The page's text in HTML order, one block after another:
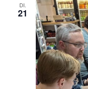
DI.
21